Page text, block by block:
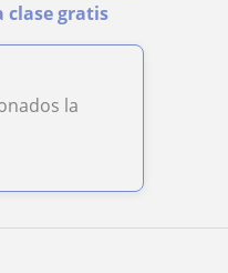
clase gratis
la